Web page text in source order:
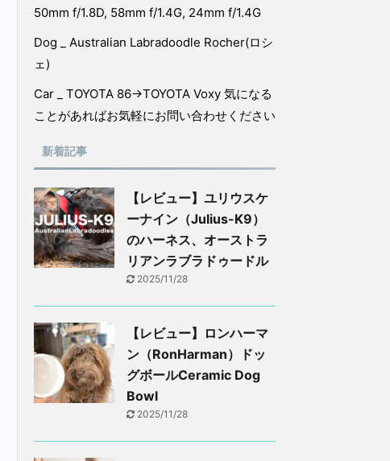
50mm f/1.8D, 58mm f/1.4G, 24mm f/1.4G
Dog _ Australian Labradoodle Rocher(ロシ
ェ)
Car _ TOYOTA 86→TOYOTA Voxy 気になる
ことがあればお気軽にお問い合わせください
新着記事
【レビュー】ユリウスケ
ーナイン（Julius-K9）
のハーネス、オーストラ
リアンラブラドゥードル
2025/11/28
【レビュー】ロンハーマ
ン（RonHarman）ドッ
グボールCeramic Dog
Bowl
2025/11/28